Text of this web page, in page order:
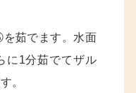
茹でます。水面
に1分茹でてザル
。